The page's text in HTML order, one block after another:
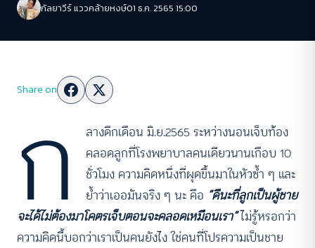
กัลยาวีร์ แววคล้ายหงษ์01 ธ.ค. 2565 15:00
Share on
ก
ลางดึกเดือน มิ.ย.2565 ระหว่างนอนเจ็บท้อง
คลอดลูกที่โรงพยาบาลคนเดียวนานเกือบ 10
ชั่วโมง ความคิดหนึ่งที่ผุดขึ้นมาในหัวซ้ำ ๆ และ
ย้ำว่าเออมันจริง ๆ นะ คือ “ดีนะที่ลูกเป็นผู้ชาย
จะได้ไม่ต้องมาโคตรเจ็บตอนจะคลอดเหมือนเรา”ไม่รู้หรอกว่า
ความคิดนี้บอกว่าเราเป็นคนยังไง ใช่คนที่โปรความเป็นชาย